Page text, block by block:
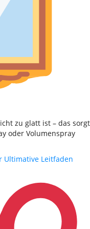
zu glatt ist – das sorgt
oder Volumenspray
Ultimative Leitfaden